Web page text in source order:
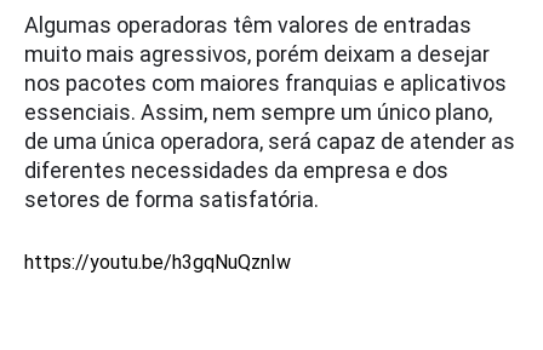
Algumas operadoras têm valores de entradas
muito mais agressivos, porém deixam a desejar
nos pacotes com maiores franquias e aplicativos
essenciais. Assim, nem sempre um único plano,
de uma única operadora, será capaz de atender as
diferentes necessidades da empresa e dos
setores de forma satisfatória.
https://youtu.be/h3gqNuQznIw